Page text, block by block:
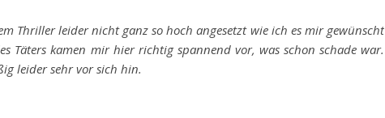
Thriller leider nicht ganz so hoch angesetzt wie ich es mir gewünscht
Täters kamen mir hier richtig spannend vor, was schon schade war.
leider sehr vor sich hin.